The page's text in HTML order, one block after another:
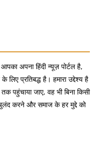
अपना हिंदी न्यूज़ पोर्टल है,
प्रतिबद्ध है। हमारा उद्देश्य है
पहुंचाया जाए, वह भी बिना किसी
करने और समाज के हर मुद्दे को